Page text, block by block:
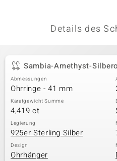
Classics
Details des
Sambia-Amethyst-
Abmessungen
Ohrringe - 41 mm
Karatgewicht Summe
4,419 ct
Legierung
925er Sterling Silber
Design
Ohrhänger